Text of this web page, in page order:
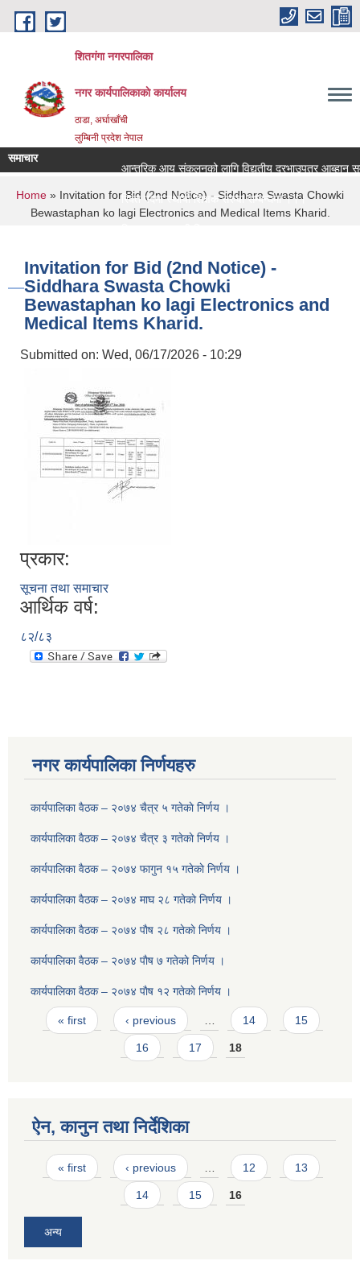
Skip to main content
शितगंगा नगरपालिका
नगर कार्यपालिकाकाे कार्यालय
ठाडा, अर्घाखाँची
लुम्बिनी प्रदेश नेपाल
समाचार
आन्तरिक आय संकलनको लागि विद्युतीय दरभाउपत्र आब्हान
रिक्त पदमा स्थायी शिक्षक सरुवा सम्बन्धमा ।।।
You are here
Home » Invitation for Bid (2nd Notice) - Siddhara Swasta Chowki
Bewastaphan ko lagi Electronics and Medical Items Kharid.
Invitation for Bid (2nd Notice) -
Siddhara Swasta Chowki
Bewastaphan ko lagi Electronics and
Medical Items Kharid.
Submitted on: Wed, 06/17/2026 - 10:29
प्रकार:
सूचना तथा समाचार
आर्थिक वर्ष:
८२/८३
नगर कार्यपालिका निर्णयहरु
कार्यपालिका वैठक – २०७४ चैत्र ५ गतेकाे निर्णय ।
कार्यपालिका वैठक – २०७४ चैत्र ३ गतेकाे निर्णय ।
कार्यपालिका वैठक – २०७४ फागुन १५ गतेकाे निर्णय ।
कार्यपालिका वैठक – २०७४ माघ २८ गतेकाे निर्णय ।
कार्यपालिका वैठक – २०७४ पाैष २८ गतेकाे निर्णय ।
कार्यपालिका वैठक – २०७४ पाैष ७ गतेकाे निर्णय ।
कार्यपालिका वैठक – २०७४ पाैष १२ गतेकाे निर्णय ।
Pages
« first ‹ previous … 14 15
16 17 18
ऐन, कानुन तथा निर्देशिका
Pages
« first ‹ previous 12 13
14 15 16
अन्य